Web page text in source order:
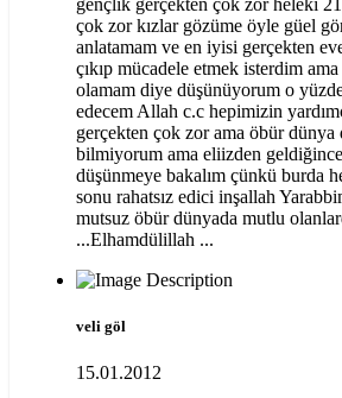
çok zor kızlar gözüme öyle güel
anlatamam ve en iyisi gerçekten
çıkıp mücadele etmek isterdim
olamam diye düşünüyorum o
edecem Allah c.c hepimizin
gerçekten çok zor ama öbür dünya
bilmiyorum ama eliizden
düşünmeye bakalım çünkü burda
sonu rahatsız edici inşallah
mutsuz öbür dünyada mutlu
...Elhamdülillah ...
veli göl
15.01.2012